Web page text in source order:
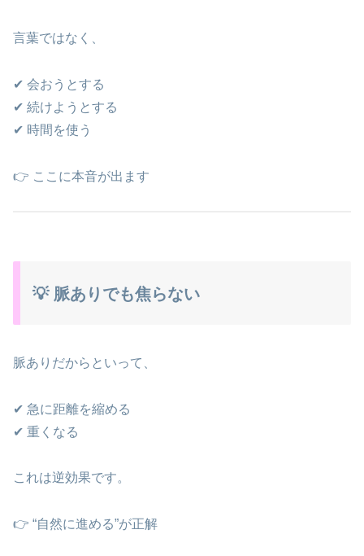
言葉ではなく、
✔ 会おうとする
✔ 続けようとする
✔ 時間を使う
👉 ここに本音が出ます
💡 脈ありでも焦らない
脈ありだからといって、
✔ 急に距離を縮める
✔ 重くなる
これは逆効果です。
👉 “自然に進める”が正解